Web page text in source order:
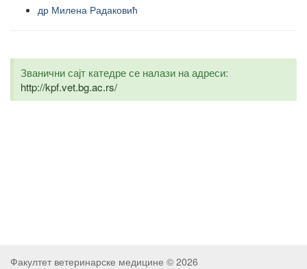
др Милена Радаковић
Званични сајт катедре се налази на адреси:
http://kpf.vet.bg.ac.rs/
Факултет ветеринарске медицине © 2026